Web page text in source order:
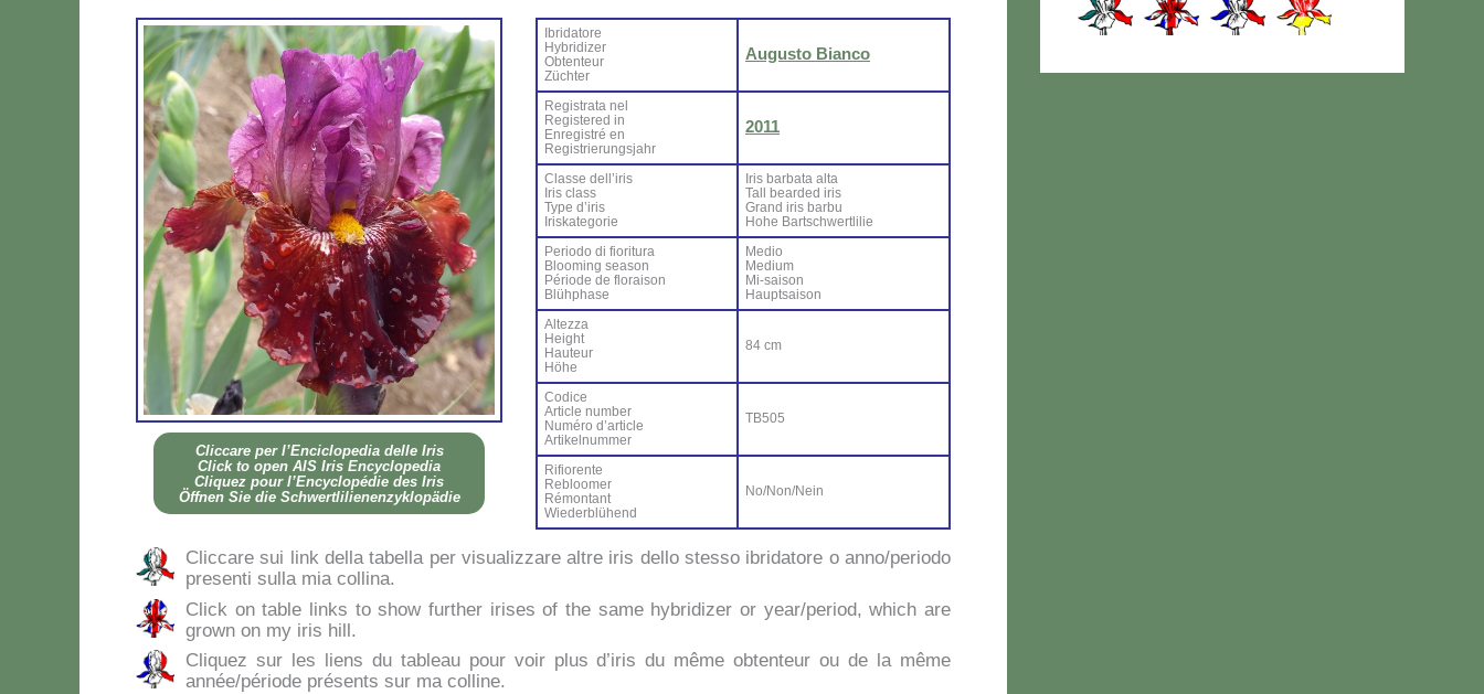
Clic­ca­re per l’En­ci­clo­pe­dia del­le Iris
Click to open AIS Iris En­cy­clo­pe­dia
Cli­quez pour l’En­cy­clo­pé­die des Iris
Öff­nen Sie die Sch­wer­tli­lie­nen­zy­klo­pä­die
Ibri­da­to­re
Hy­bri­di­zer
Ob­ten­teur
Zü­ch­ter
Au­gu­sto Bian­co
Re­gi­stra­ta nel
Re­gi­ste­red in
En­re­gi­stré en
Re­gi­strie­rung­sjahr
2011
Clas­se del­l’i­ris
Iris class
Ty­pe d’i­ris
Iri­ska­te­go­rie
Iris bar­ba­ta al­ta
Tall bear­ded iris
Grand iris bar­bu
Ho­he Bar­ts­ch­wer­tli­lie
Pe­rio­do di fio­ri­tu­ra
Bloo­ming sea­son
Pé­rio­de de flo­rai­son
Blü­h­pha­se
Me­dio
Me­dium
Mi-sai­son
Haup­tsai­son
Al­tez­za
Height
Hau­teur
Hö­he
84 cm
Co­di­ce
Ar­ti­cle num­ber
Nu­mé­ro d’ar­ti­cle
Ar­ti­kel­num­mer
TB505
Ri­fio­ren­te
Re­bloo­mer
Ré­mon­tant
Wie­der­blü­hend
No/Non/Nein
Clic­ca­re sui link del­la ta­bel­la per vi­sua­liz­za­re al­tre iris del­lo stes­so ibri­da­to­re o anno/periodo
pre­sen­ti sul­la mia col­li­na.
Click on ta­ble links to show fur­ther iri­ses of the sa­me hy­bri­di­zer or year/period, which are
gro­wn on my iris hill.
Cli­quez sur les liens du ta­bleau pour voir plus d’i­ris du mê­me ob­ten­teur ou de la mê­me
année/période pré­sen­ts sur ma col­li­ne.